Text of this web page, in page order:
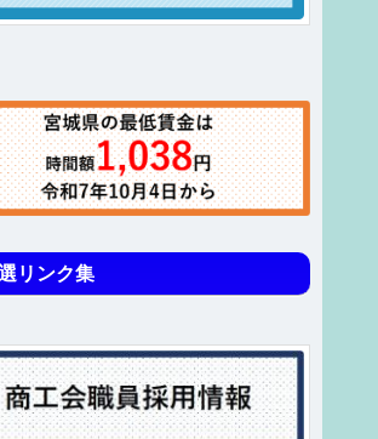
リンク集